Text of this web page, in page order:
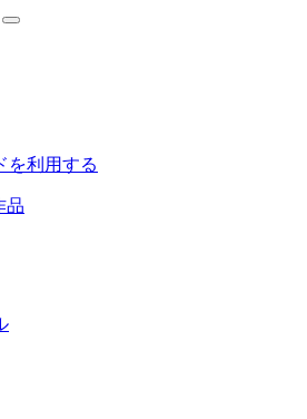
を利用する
品